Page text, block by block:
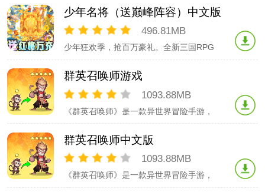
同归。欢迎来到——“伊甸大陆”。----------
----------新版本星盘降临，群星闪耀！异
世界入侵，世界等你来救！单人、多人、
少年名将（送巅峰阵容）中文版
496.81MB
少年狂欢季，抢百万豪礼。全新三国RPG
将携手史上最强福利强势来袭！超然万物
的天金神将，带你角逐三国之巅；巧妙搭
配你的元素灵石，解锁全新的御灵之术；
你轻松攻守城池，一
群英召唤师游戏
1093.88MB
《群英召唤师》是一款异世界冒险手游，
有九片文化迥异大陆的新世界，在这里将
与多文明的人物碰撞；每个选择，将影响
这场冒险之旅的结局；而最终打败众神，
终归属。【组队！胜负
群英召唤师中文版
1093.88MB
《群英召唤师》是一款异世界冒险手游，